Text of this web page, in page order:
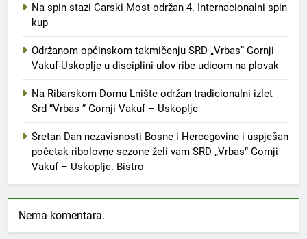
Na spin stazi Carski Most održan 4. Internacionalni spin
kup
Održanom općinskom takmičenju SRD „Vrbas“ Gornji
Vakuf-Uskoplje u disciplini ulov ribe udicom na plovak
Na Ribarskom Domu Lnište održan tradicionalni izlet
Srd “Vrbas ” Gornji Vakuf – Uskoplje
Sretan Dan nezavisnosti Bosne i Hercegovine i uspješan
početak ribolovne sezone želi vam SRD „Vrbas“ Gornji
Vakuf – Uskoplje. Bistro
Nema komentara.